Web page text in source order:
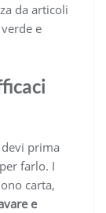
da articoli
e
prima
farlo. I
carta,
e